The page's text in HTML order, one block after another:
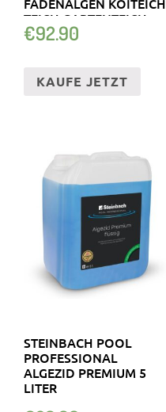
TEICH GARTENTEICH
€92.90
KAUFE JETZT
STEINBACH POOL
PROFESSIONAL
ALGEZID PREMIUM 5
LITER